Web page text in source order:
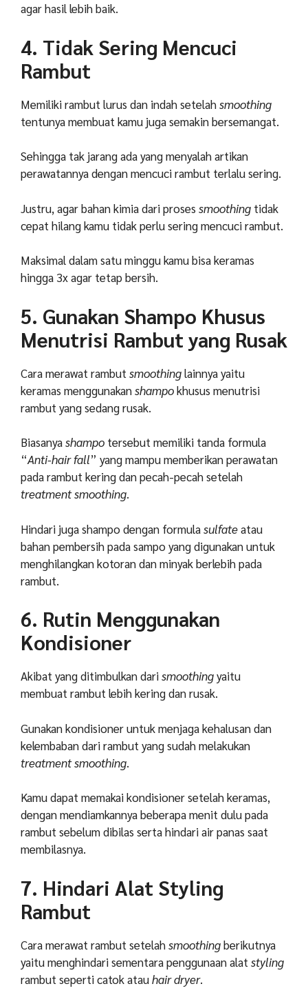
agar hasil lebih baik.
4. Tidak Sering Mencuci
Rambut
Memiliki rambut lurus dan indah setelahsmoothing
tentunya membuat kamu juga semakin bersemangat.
Sehingga tak jarang ada yang menyalah artikan
perawatannya dengan mencuci rambut terlalu sering.
Justru, agar bahan kimia dari proses smoothing tidak
cepat hilang kamu tidak perlu sering mencuci rambut.
Maksimal dalam satu minggu kamu bisa keramas
hingga 3x agar tetap bersih.
5. Gunakan Shampo Khusus
Menutrisi Rambut yang Rusak
Cara merawat rambut smoothinglainnya yaitu
keramas menggunakanshampokhusus menutrisi
rambut yang sedang rusak.
Biasanyashampo tersebut memiliki tanda formula
“Anti-hair fall” yang mampu memberikan perawatan
pada rambut kering dan pecah-pecah setelah
treatment smoothing.
Hindari juga shampo dengan formulasulfateatau
bahan pembersih pada sampo yang digunakan untuk
menghilangkan kotoran dan minyak berlebih pada
rambut.
6. Rutin Menggunakan
Kondisioner
Akibat yang ditimbulkan darismoothingyaitu
membuat rambut lebih kering dan rusak.
Gunakan kondisioner untuk menjaga kehalusan dan
kelembaban dari rambut yang sudah melakukan
treatmentsmoothing.
Kamu dapat memakai kondisioner setelah keramas,
dengan mendiamkannya beberapa menit dulu pada
rambut sebelum dibilas serta hindari air panas saat
membilasnya.
7. Hindari Alat Styling
Rambut
Cara merawat rambut setelahsmoothingberikutnya
yaitu menghindari sementara penggunaan alat styling
rambut seperti catok atauhair dryer.